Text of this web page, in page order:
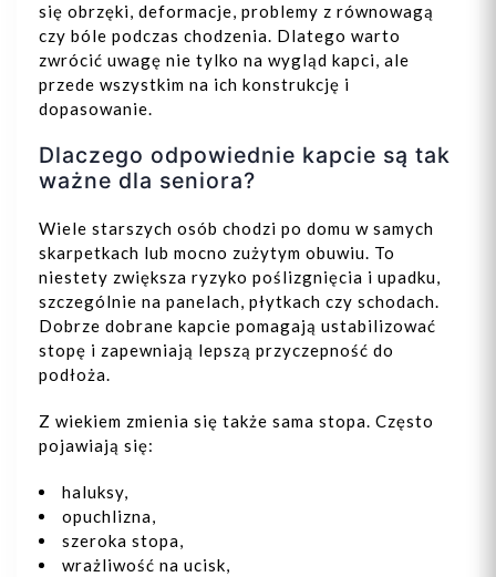
się obrzęki, deformacje, problemy z równowagą
czy bóle podczas chodzenia. Dlatego warto
zwrócić uwagę nie tylko na wygląd kapci, ale
przede wszystkim na ich konstrukcję i
dopasowanie.
Dlaczego odpowiednie kapcie są tak
ważne dla seniora?
Wiele starszych osób chodzi po domu w samych
skarpetkach lub mocno zużytym obuwiu. To
niestety zwiększa ryzyko poślizgnięcia i upadku,
szczególnie na panelach, płytkach czy schodach.
Dobrze dobrane kapcie pomagają ustabilizować
stopę i zapewniają lepszą przyczepność do
podłoża.
Z wiekiem zmienia się także sama stopa. Często
pojawiają się:
haluksy,
opuchlizna,
szeroka stopa,
wrażliwość na ucisk,